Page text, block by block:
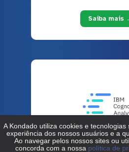
Saiba mais
Microsoft Advertising